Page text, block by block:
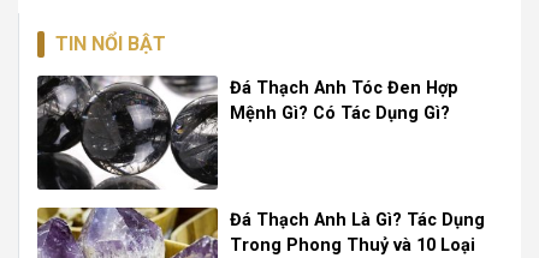
TIN NỔI BẬT
Đá Thạch Anh Tóc Đen Hợp
Mệnh Gì? Có Tác Dụng Gì?
Đá Thạch Anh Là Gì? Tác Dụng
Trong Phong Thuỷ và 10 Loại